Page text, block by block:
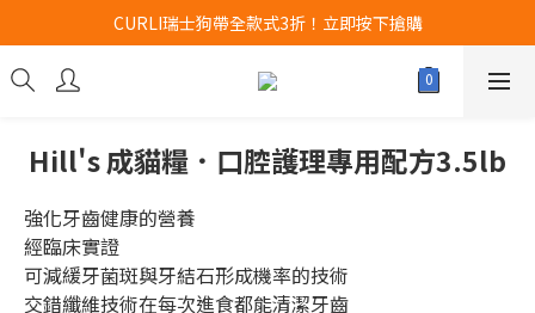
Airbuggy 全線現貨8折！立即點擊火速搶購
CURLI瑞士狗帶全款式3折！立即按下搶購
買任何獅子砂可享半價加購獅子砂木薯砂1包
Hill's 成貓糧．口腔護理專用配方3.5lb
強化牙齒健康的營養
經臨床實證
可減緩牙菌斑與牙結石形成機率的技術
交錯纖維技術在每次進食都能清潔牙齒